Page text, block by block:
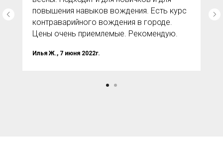
повышения навыков вождения. Есть курс
контраварийного вождения в городе.
Цены очень приемлемые. Рекомендую.
Илья Ж., 7 июня 2022г.